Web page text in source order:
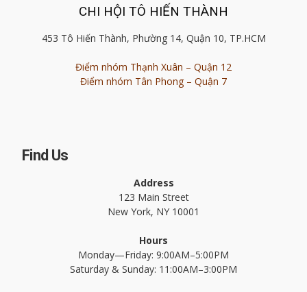
CHI HỘI TÔ HIẾN THÀNH
453 Tô Hiến Thành, Phường 14, Quận 10, TP.HCM
Điểm nhóm Thạnh Xuân – Quận 12
Điểm nhóm Tân Phong – Quận 7
Find Us
Address
123 Main Street
New York, NY 10001
Hours
Monday—Friday: 9:00AM–5:00PM
Saturday & Sunday: 11:00AM–3:00PM